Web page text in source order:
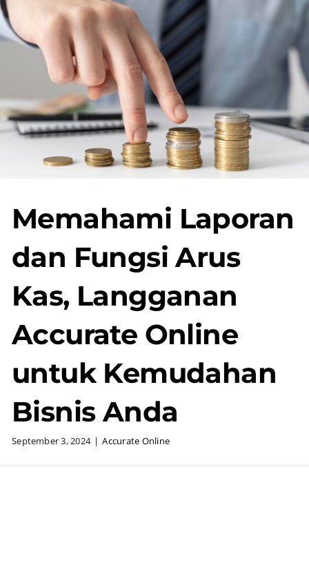
Memahami Laporan
dan Fungsi Arus
Kas, Langganan
Accurate Online
untuk Kemudahan
Bisnis Anda
September 3, 2024 | Accurate Online